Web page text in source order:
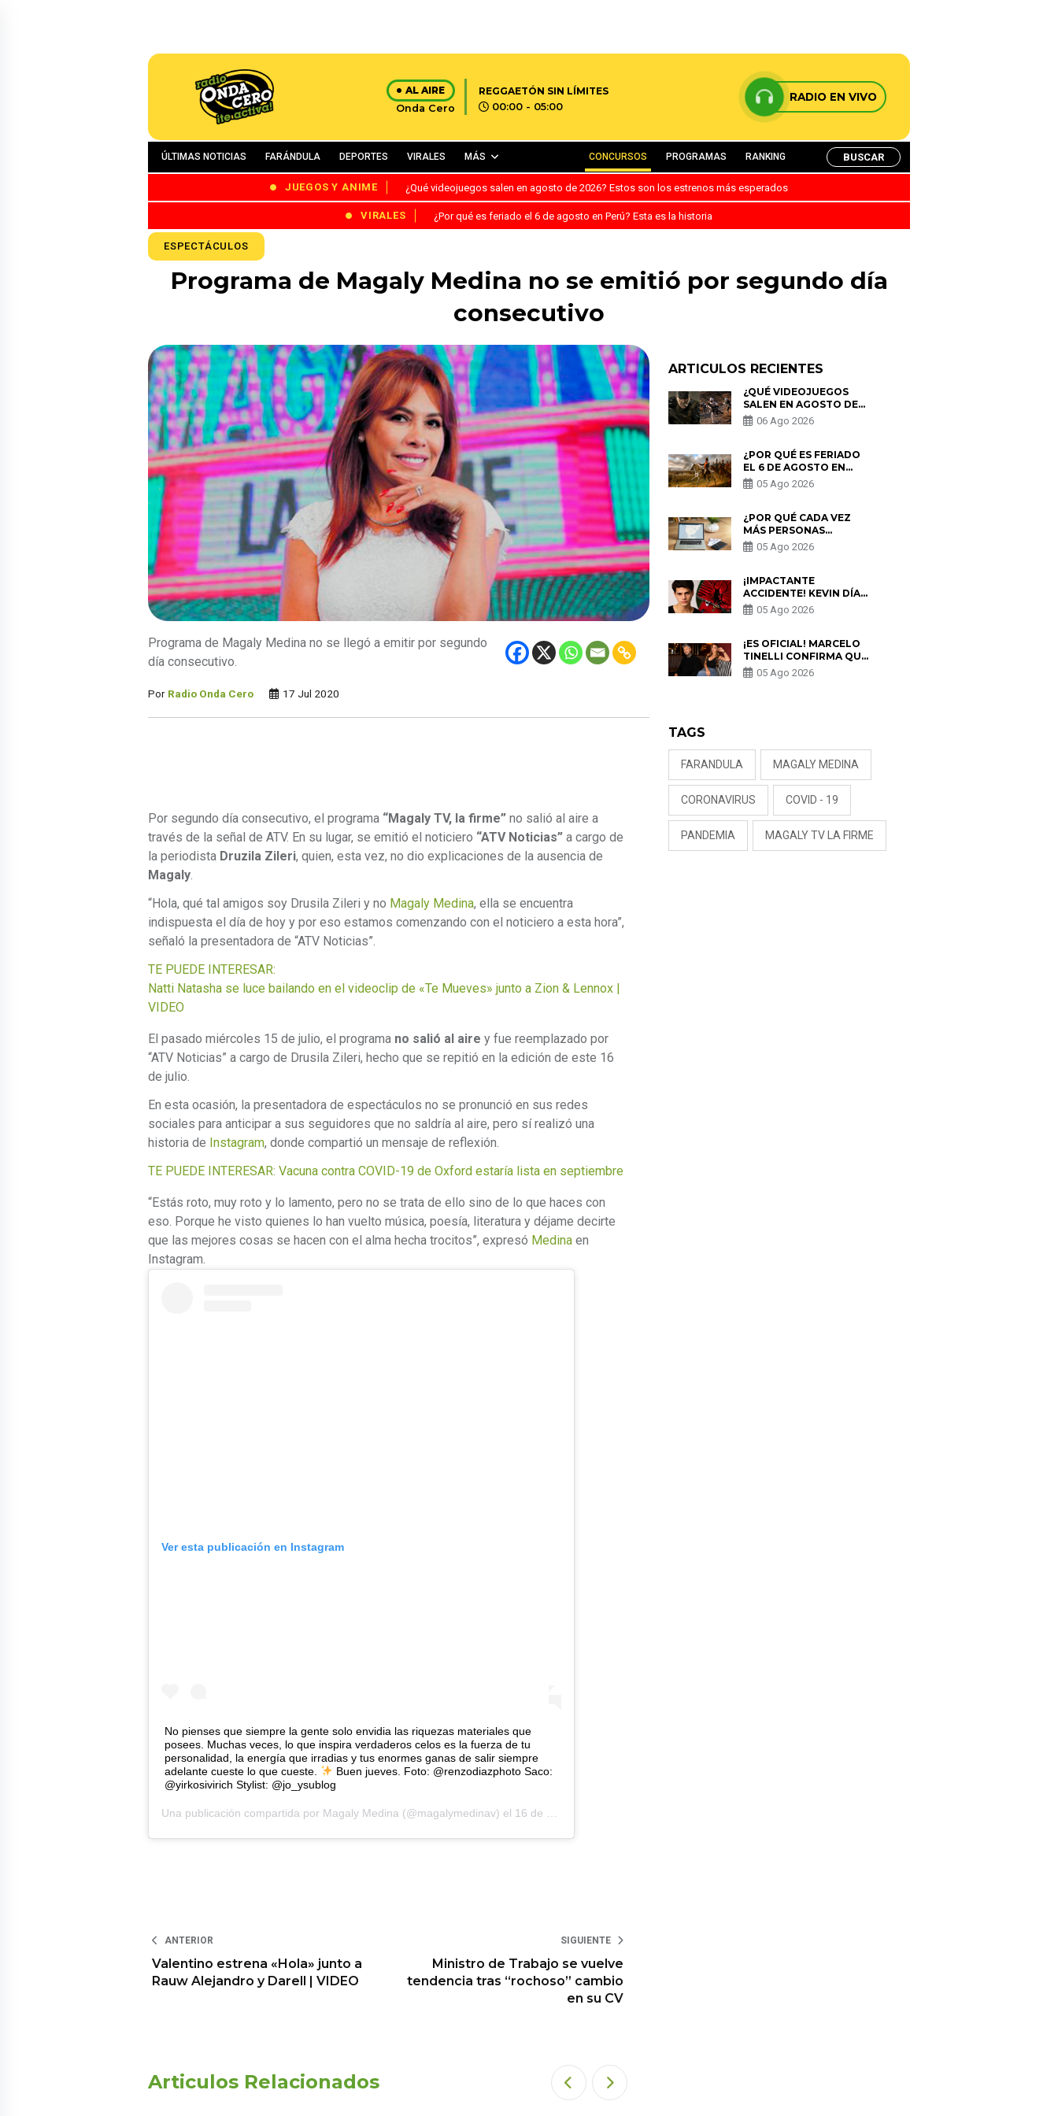
AL AIRE
Onda Cero
REGGAETÓN SIN LÍMITES
00:00 - 05:00
RADIO EN VIVO
ÚLTIMAS NOTICIAS FARÁNDULA DEPORTES VIRALES MÁS CONCURSOS PROGRAMAS RANKING BUSCAR
JUEGOS Y ANIME ¿Qué videojuegos salen en agosto de 2026? Estos son los estrenos más esperados
VIRALES ¿Por qué es feriado el 6 de agosto en Perú? Esta es la historia
ESPECTÁCULOS
Programa de Magaly Medina no se emitió por segundo día
consecutivo
Programa de Magaly Medina no se llegó a emitir por segundo
día consecutivo.
Por Radio Onda Cero 17 Jul 2020
Por segundo día consecutivo, el programa “Magaly TV, la firme” no salió al aire a
través de la señal de ATV. En su lugar, se emitió el noticiero “ATV Noticias” a cargo de
la periodista Druzila Zileri, quien, esta vez, no dio explicaciones de la ausencia de
Magaly.
“Hola, qué tal amigos soy Drusila Zileri y no Magaly Medina, ella se encuentra
indispuesta el día de hoy y por eso estamos comenzando con el noticiero a esta hora”,
señaló la presentadora de “ATV Noticias”.
TE PUEDE INTERESAR:
Natti Natasha se luce bailando en el videoclip de «Te Mueves» junto a Zion & Lennox |
VIDEO
El pasado miércoles 15 de julio, el programa no salió al aire y fue reemplazado por
“ATV Noticias” a cargo de Drusila Zileri, hecho que se repitió en la edición de este 16
de julio.
En esta ocasión, la presentadora de espectáculos no se pronunció en sus redes
sociales para anticipar a sus seguidores que no saldría al aire, pero sí realizó una
historia de Instagram, donde compartió un mensaje de reflexión.
TE PUEDE INTERESAR: Vacuna contra COVID-19 de Oxford estaría lista en septiembre
“Estás roto, muy roto y lo lamento, pero no se trata de ello sino de lo que haces con
eso. Porque he visto quienes lo han vuelto música, poesía, literatura y déjame decirte
que las mejores cosas se hacen con el alma hecha trocitos”, expresó Medina en
Instagram.
Ver esta publicación en Instagram
No pienses que siempre la gente solo envidia las riquezas materiales que
posees. Muchas veces, lo que inspira verdaderos celos es la fuerza de tu
personalidad, la energía que irradias y tus enormes ganas de salir siempre
adelante cueste lo que cueste.
Buen jueves. Foto: @renzodiazphoto Saco:
@yirkosivirich Stylist: @jo_ysublog
Una publicación compartida por Magaly Medina (@magalymedinav) el 16 de Jul de 2020 a las 10:01 PDT
ANTERIOR
Valentino estrena «Hola» junto a
Rauw Alejandro y Darell | VIDEO
SIGUIENTE
Ministro de Trabajo se vuelve
tendencia tras “rochoso” cambio
en su CV
Articulos Relacionados
ARTICULOS RECIENTES
¿QUÉ VIDEOJUEGOS
SALEN EN AGOSTO DE
2026? ESTOS SON LOS
ESTRENOS MÁS
06 Ago 2026
¿POR QUÉ ES FERIADO
EL 6 DE AGOSTO EN
PERÚ? ESTA ES LA
HISTORIA
05 Ago 2026
¿POR QUÉ CADA VEZ
MÁS PERSONAS
UTILIZAN UNA VPN
PARA PROTEGER SU
05 Ago 2026
¡IMPACTANTE
ACCIDENTE! KEVIN DÍAZ
CAE DESDE OCHO
METROS EN “ESTO ES
PREOCUPACIÓN
05 Ago 2026
¡ES OFICIAL! MARCELO
TINELLI CONFIRMA QUE
REGRESÓ CON MILETT
FIGUEROA: “EL AMOR
05 Ago 2026
TAGS
FARANDULA MAGALY MEDINA
CORONAVIRUS COVID - 19
PANDEMIA MAGALY TV LA FIRME